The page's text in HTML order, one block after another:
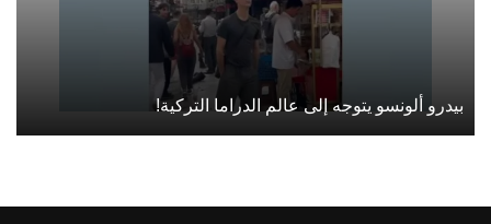
بيدرو ألونسو يتوجه إلى عالم الدراما التركية!